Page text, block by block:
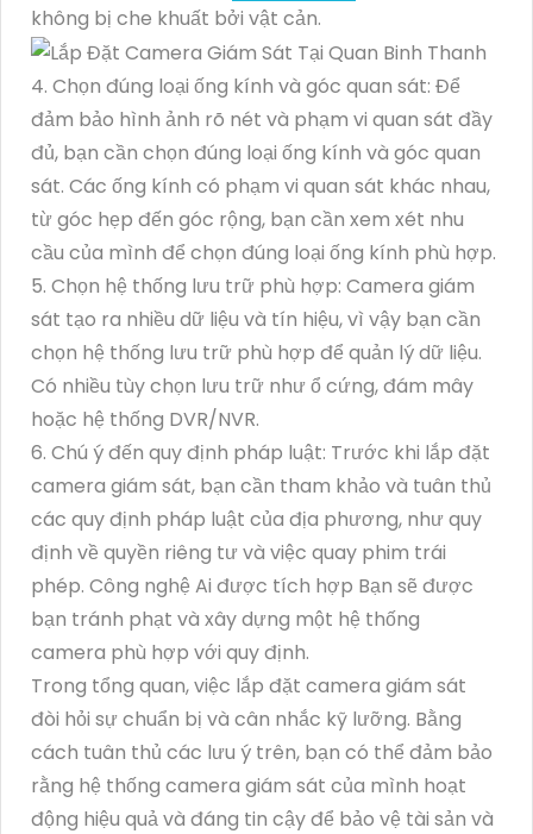
không bị che khuất bởi vật cản.
4. Chọn đúng loại ống kính và góc quan sát: Để
đảm bảo hình ảnh rõ nét và phạm vi quan sát đầy
đủ, bạn cần chọn đúng loại ống kính và góc quan
sát. Các ống kính có phạm vi quan sát khác nhau,
từ góc hẹp đến góc rộng, bạn cần xem xét nhu
cầu của mình để chọn đúng loại ống kính phù hợp.
5. Chọn hệ thống lưu trữ phù hợp: Camera giám
sát tạo ra nhiều dữ liệu và tín hiệu, vì vậy bạn cần
chọn hệ thống lưu trữ phù hợp để quản lý dữ liệu.
Có nhiều tùy chọn lưu trữ như ổ cứng, đám mây
hoặc hệ thống DVR/NVR.
6. Chú ý đến quy định pháp luật: Trước khi lắp đặt
camera giám sát, bạn cần tham khảo và tuân thủ
các quy định pháp luật của địa phương, như quy
định về quyền riêng tư và việc quay phim trái
phép. Công nghệ Ai được tích hợp Bạn sẽ được
bạn tránh phạt và xây dựng một hệ thống
camera phù hợp với quy định.
Trong tổng quan, việc lắp đặt camera giám sát
đòi hỏi sự chuẩn bị và cân nhắc kỹ lưỡng. Bằng
cách tuân thủ các lưu ý trên, bạn có thể đảm bảo
rằng hệ thống camera giám sát của mình hoạt
động hiệu quả và đáng tin cậy để bảo vệ tài sản và